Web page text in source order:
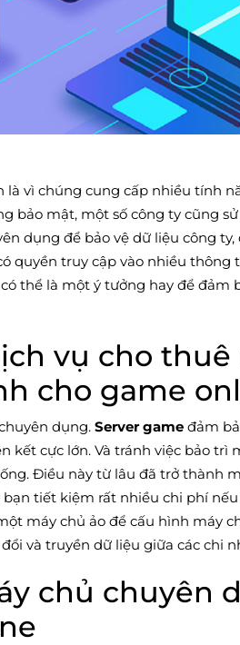
là vì chúng cung cấp nhiều tính
bảo mật, một số công ty cũng
dụng để bảo vệ dữ liệu công
quyền truy cập vào nhiều thông
thể là một ý tưởng hay để đảm
vụ cho thuê
cho game
dụng. Server game đảm
kết cực lớn. Và tránh việc bảo trì
Điều này từ lâu đã trở thành
tiết kiệm rất nhiều chi phí
máy chủ ảo để cấu hình máy
và truyền dữ liệu giữa các chi
chủ chuyên